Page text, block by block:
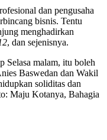
dan pengusaha
bisnis. Tentu
menghadirkan
, dan sejenisnya.
Selasa malam, itu boleh
Baswedan dan Wakil
soliditas dan
Maju Kotanya, Bahagia